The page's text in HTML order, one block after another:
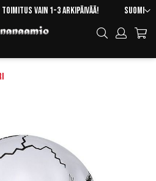
Skip
Content
Kieli
Suomi
| Toimitus vain 1-3 arkipäivää!
Hae